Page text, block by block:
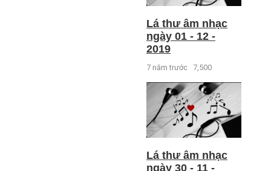
Lá thư âm nhạc
ngày 01 - 12 -
2019
7 năm trước 7,500
Lá thư âm nhạc
ngày 30 - 11 -